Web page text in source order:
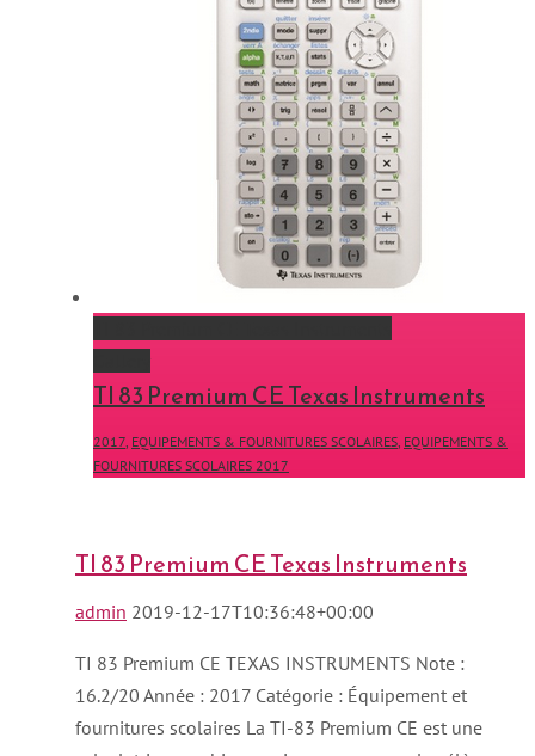
TI 83 Premium CE Texas Instruments
2017 EQUIPEMENTS & FOURNITURES SCOLAIRES EQUIPEMENTS &
FOURNITURES SCOLAIRES 2017
TI 83 Premium CE Texas Instruments
admin 2019-12-17T10:36:48+00:00
TI 83 Premium CE TEXAS INSTRUMENTS Note :
16.2/20 Année : 2017 Catégorie : Équipement et
fournitures scolaires La TI-83 Premium CE est une